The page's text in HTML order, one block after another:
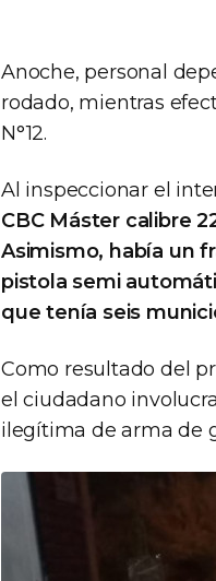
Anoche, personal
rodado, mientras
N°12.
Al inspeccionar el
CBC Máster calibre
Asimismo, había un
pistola semi
que tenía seis
Como resultado del
el ciudadano
ilegítima de arma de